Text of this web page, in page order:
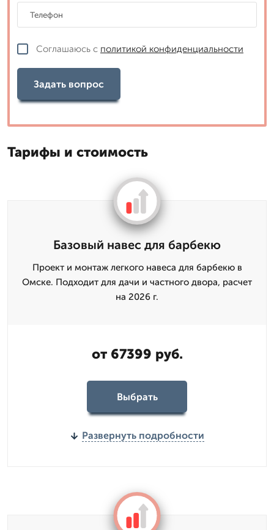
Соглашаюсь с политикой конфиденциальности
Задать вопрос
Тарифы и стоимость
Базовый навес для барбекю
Проект и монтаж легкого навеса для барбекю в
Омске. Подходит для дачи и частного двора, расчет
на 2026 г.
от 67399 руб.
Выбрать
Развернуть подробности